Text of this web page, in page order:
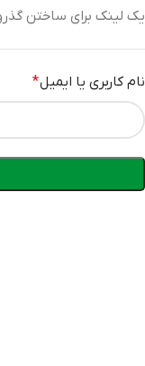
یک لینک برای ساختن
نام کاربری یا ایمیل*